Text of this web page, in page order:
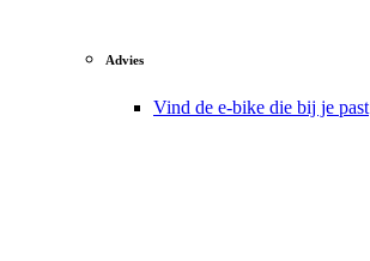
Advies
Vind de e-bike die bij je past